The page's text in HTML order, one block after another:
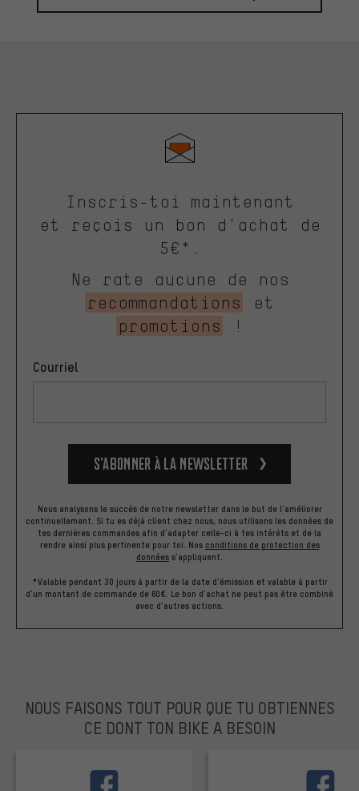
Inscris-toi maintenant
et reçois un bon d'achat de
5€*.
Ne rate aucune de nos
recommandations
et
promotions
!
Courriel
S’abonner à la newsletter
Nous analysons le succès de notre newsletter dans le but de l'améliorer
continuellement. Si tu es déjà client chez nous, nous utilisons les données de
tes dernières commandes afin d'adapter celle-ci à tes intérêts et de la
rendre ainsi plus pertinente pour toi. Nos conditions de protection des
données s'appliquent.
*Valable pendant 30 jours à partir de la date d'émission et valable à partir
d'un montant de commande de 60€. Le bon d'achat ne peut pas être combiné
avec d'autres actions.
NOUS FAISONS TOUT POUR QUE TU OBTIENNES
CE DONT TON BIKE A BESOIN